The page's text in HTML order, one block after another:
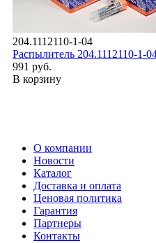
204.1112110-1-04
Распылитель 204.1112110-1-
991 руб.
В корзину
О компании
Новости
Каталог
Доставка и оплата
Ценовая политика
Гарантия
Партнеры
Контакты